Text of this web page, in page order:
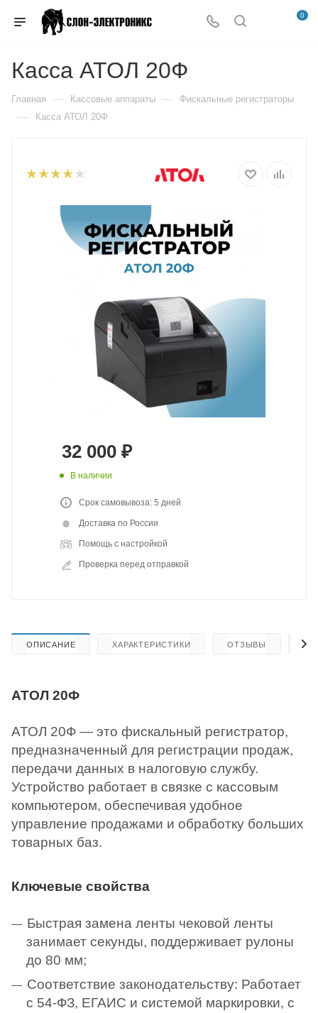
0
Касса АТОЛ 20Ф
Главная — Кассовые аппараты — Фискальные регистраторы
— Касса АТОЛ 20Ф
32 000 ₽
В наличии
Срок самовывоза: 5 дней
Доставка по России
Помощь с настройкой
Проверка перед отправкой
ОПИСАНИЕ ХАРАКТЕРИСТИКИ ОТЗЫВЫ
АТОЛ 20Ф
АТОЛ 20Ф — это фискальный регистратор,
предназначенный для регистрации продаж,
передачи данных в налоговую службу.
Устройство работает в связке с кассовым
компьютером, обеспечивая удобное
управление продажами и обработку больших
товарных баз.
Ключевые свойства
Быстрая замена ленты чековой ленты
занимает секунды, поддерживает рулоны
до 80 мм;
Соответствие законодательству: Работает
с 54-ФЗ, ЕГАИС и системой маркировки, с